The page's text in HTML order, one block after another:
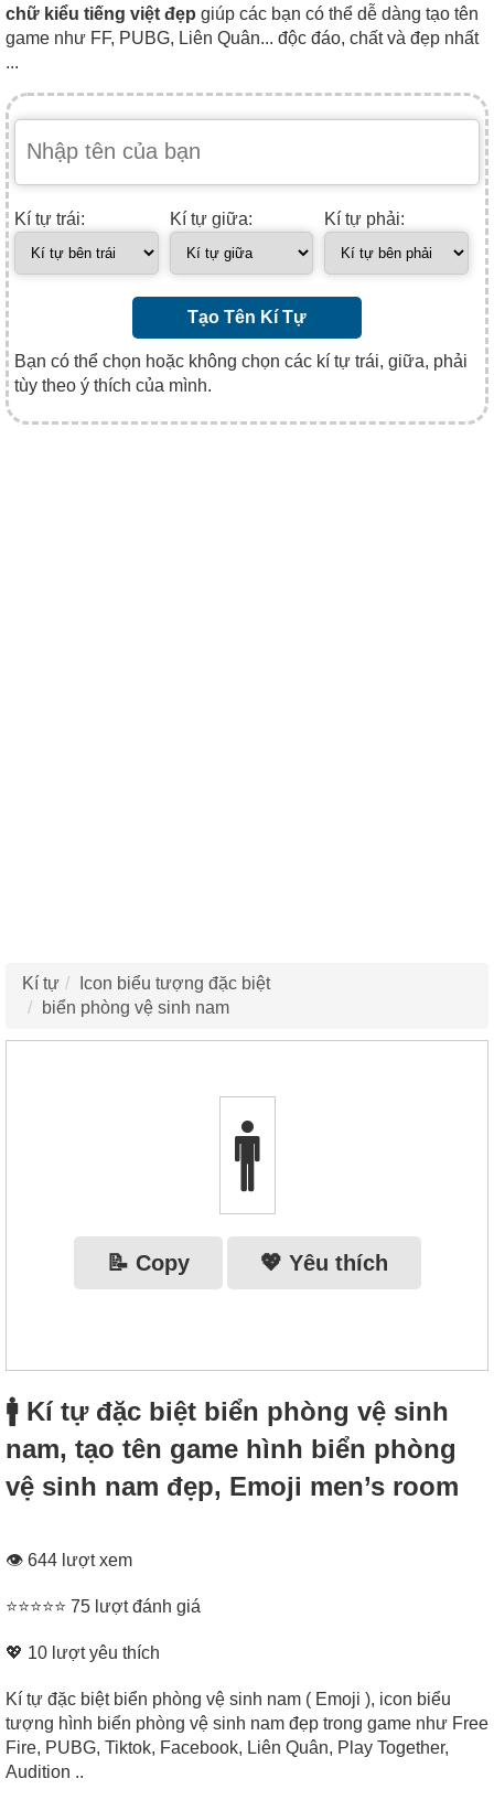
chữ kiểu tiếng việt đẹp giúp các bạn có thể dễ dàng tạo tên
game như FF, PUBG, Liên Quân... độc đáo, chất và đẹp nhất
...
Kí tự trái: Kí tự giữa: Kí tự phải:
Tạo Tên Kí Tự
Bạn có thể chọn hoặc không chọn các kí tự trái, giữa, phải
tùy theo ý thích của mình.
Kí tự
Icon biểu tượng đặc biệt
biển phòng vệ sinh nam
🚹
📝 Copy 💖 Yêu thích
🚹 Kí tự đặc biệt biển phòng vệ sinh
nam, tạo tên game hình biển phòng
vệ sinh nam đẹp, Emoji men’s room
👁 644 lượt xem
⭐⭐⭐⭐⭐ 75 lượt đánh giá
💖 10 lượt yêu thích
Kí tự đặc biệt biển phòng vệ sinh nam ( Emoji ), icon biểu
tượng hình biển phòng vệ sinh nam đẹp trong game như Free
Fire, PUBG, Tiktok, Facebook, Liên Quân, Play Together,
Audition ..